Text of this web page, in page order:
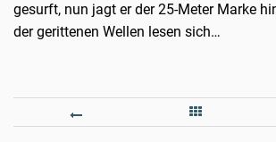
gesurft, nun jagt er der 25-Meter Marke
der gerittenen Wellen lesen sich…
TRITT